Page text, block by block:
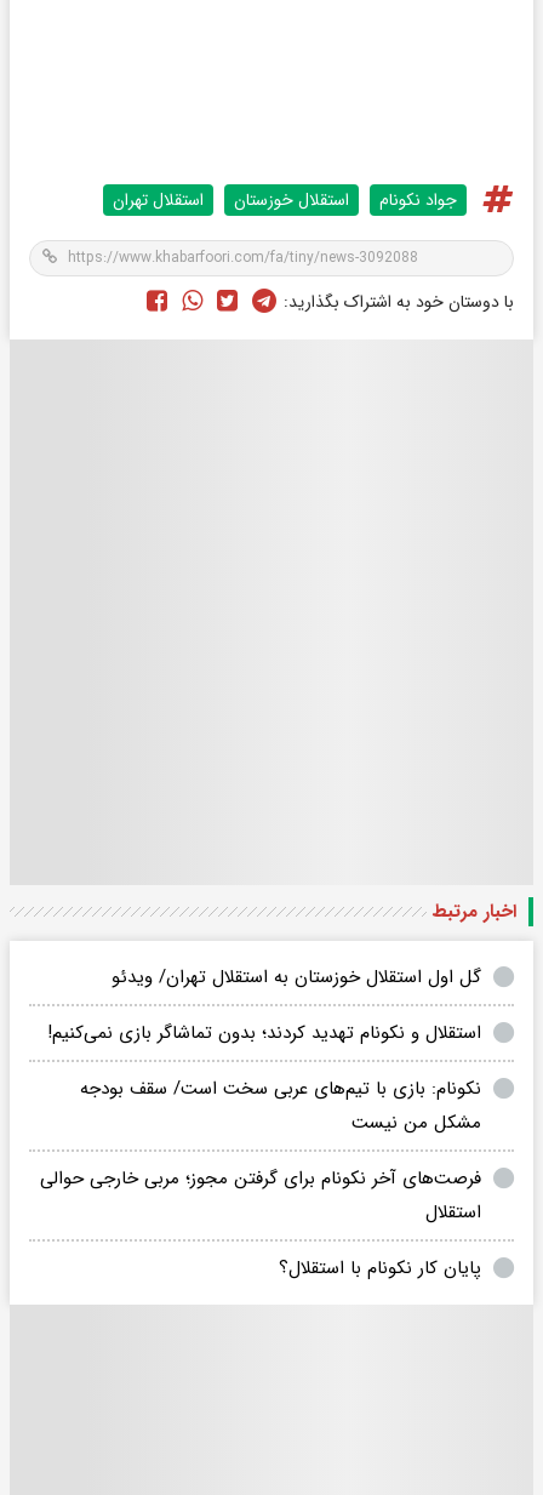
جواد نکونام استقلال خوزستان استقلال تهران
با دوستان خود به اشتراک بگذارید:
اخبار مرتبط
گل اول استقلال خوزستان به استقلال تهران/ ویدئو
استقلال و نکونام تهدید کردند؛ بدون تماشاگر بازی نمی‌کنیم!
نکونام: بازی با تیم‌های عربی سخت است/ سقف بودجه
مشکل من نیست
فرصت‌های آخر نکونام برای گرفتن مجوز؛ مربی خارجی حوالی
استقلال
پایان کار نکونام با استقلال؟